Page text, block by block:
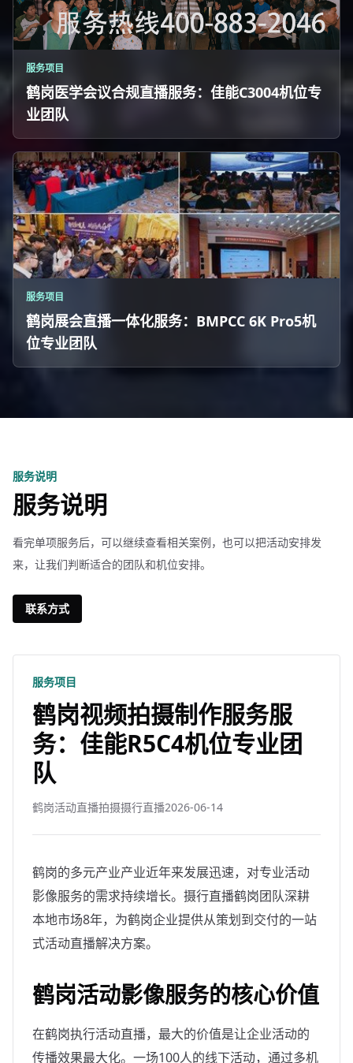
服务项目
鹤岗医学会议合规直播服务：佳能C3004机位专
业团队
服务项目
鹤岗展会直播一体化服务：BMPCC 6K Pro5机
位专业团队
服务说明
服务说明
看完单项服务后，可以继续查看相关案例，也可以把活动安排发
来，让我们判断适合的团队和机位安排。
联系方式
服务项目
鹤岗视频拍摄制作服务服
务：佳能R5C4机位专业团
队
鹤岗活动直播拍摄摄行直播2026-06-14
鹤岗的多元产业产业近年来发展迅速，对专业活动
影像服务的需求持续增长。摄行直播鹤岗团队深耕
本地市场8年，为鹤岗企业提供从策划到交付的一站
式活动直播解决方案。
鹤岗活动影像服务的核心价值
在鹤岗执行活动直播，最大的价值是让企业活动的
传播效果最大化。一场100人的线下活动，通过多机